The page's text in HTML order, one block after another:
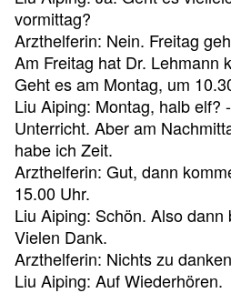
vormittag?
Arzthelferin: Nein. Freitag
Am Freitag hat Dr. Lehmann
Geht es am Montag, um
Liu Aiping: Montag, halb elf?
Unterricht. Aber am
habe ich Zeit.
Arzthelferin: Gut, dann
15.00 Uhr.
Liu Aiping: Schön. Also
Vielen Dank.
Arzthelferin: Nichts zu
Liu Aiping: Auf Wiederhören.